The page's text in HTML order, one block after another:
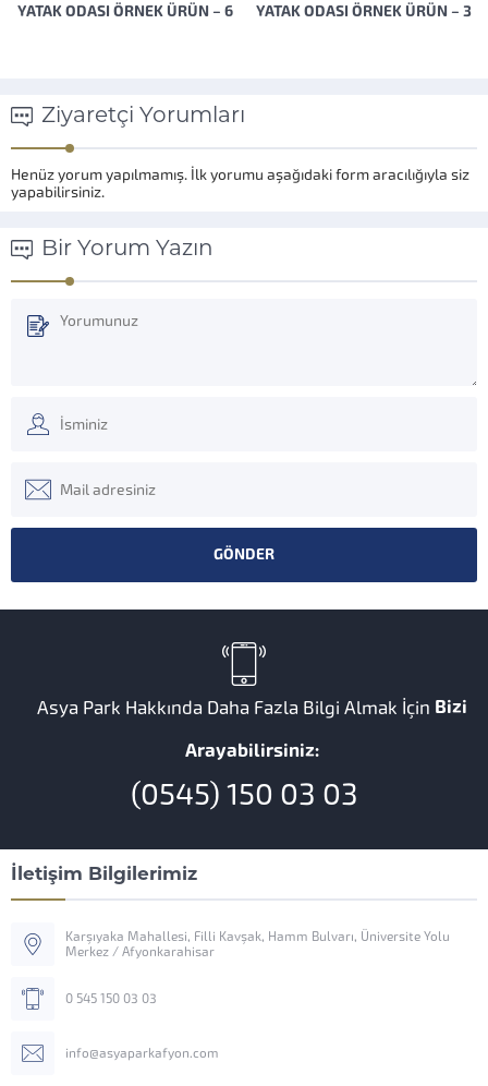
YATAK ODASI ÖRNEK ÜRÜN – 6 YATAK ODASI ÖRNEK ÜRÜN – 3
Ziyaretçi Yorumları
Henüz yorum yapılmamış. İlk yorumu aşağıdaki form aracılığıyla siz
yapabilirsiniz.
Bir Yorum Yazın
Asya Park Hakkında Daha Fazla Bilgi Almak İçin Bizi
Arayabilirsiniz:
(0545) 150 03 03
İletişim Bilgilerimiz
Karşıyaka Mahallesi, Filli Kavşak, Hamm Bulvarı, Üniversite Yolu
Merkez / Afyonkarahisar
0 545 150 03 03
info@asyaparkafyon.com